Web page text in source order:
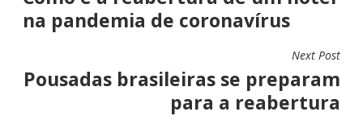
V
G
na pandemia de coronavírus
Next Post
Pousadas brasileiras se preparam
para a reabertura